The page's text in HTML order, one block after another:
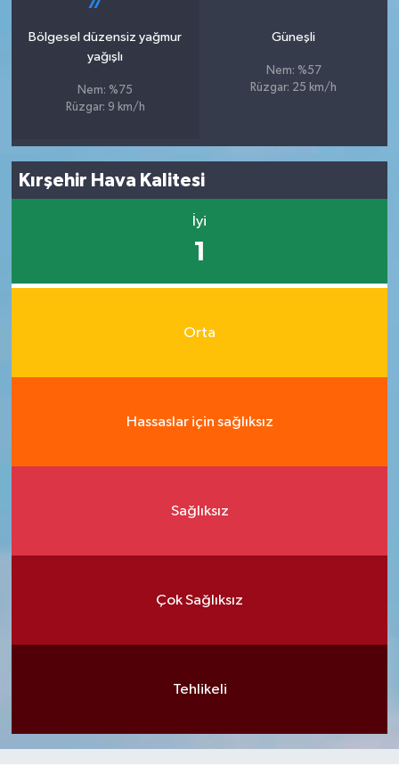
Bölgesel düzensiz yağmur
yağışlı
Nem: %75
Rüzgar: 9 km/h
Güneşli
Nem: %57
Rüzgar: 25 km/h
Kırşehir Hava Kalitesi
İyi
1
Orta
Hassaslar için sağlıksız
Sağlıksız
Çok Sağlıksız
Tehlikeli